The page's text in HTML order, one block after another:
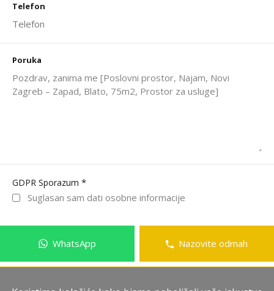
Telefon
Poruka
GDPR Sporazum *
Suglasan sam dati osobne informacije
WhatsApp Nazovite odmah